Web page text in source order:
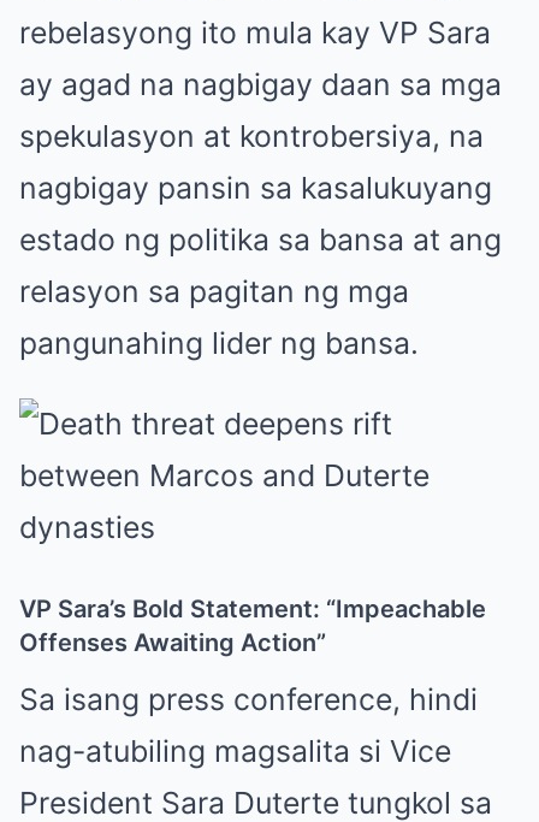
rebelasyong ito mula kay VP Sara
ay agad na nagbigay daan sa mga
spekulasyon at kontrobersiya, na
nagbigay pansin sa kasalukuyang
estado ng politika sa bansa at ang
relasyon sa pagitan ng mga
pangunahing lider ng bansa.
VP Sara’s Bold Statement: “Impeachable
Offenses Awaiting Action”
Sa isang press conference, hindi
nag-atubiling magsalita si Vice
President Sara Duterte tungkol sa